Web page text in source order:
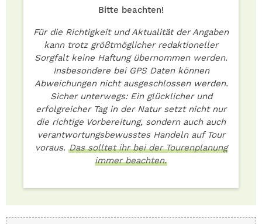
Bitte beachten!
Für die Richtigkeit und Aktualität der Angaben
kann trotz größtmöglicher redaktioneller
Sorgfalt keine Haftung übernommen werden.
Insbesondere bei GPS Daten können
Abweichungen nicht ausgeschlossen werden.
Sicher unterwegs: Ein glücklicher und
erfolgreicher Tag in der Natur setzt nicht nur
die richtige Vorbereitung, sondern auch auch
verantwortungsbewusstes Handeln auf Tour
voraus. Das solltet ihr bei der Tourenplanung
immer beachten.